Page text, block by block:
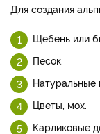
Для создания
Щебень или
Песок.
Натуральные
Цветы, мох.
Карликовые